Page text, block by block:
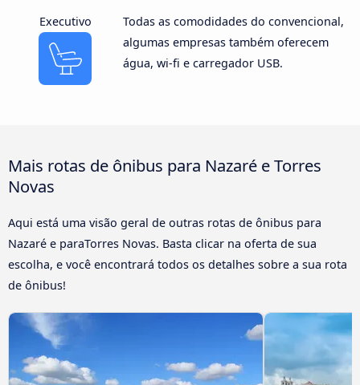
Executivo
Todas as comodidades do convencional,
algumas empresas também oferecem
água, wi-fi e carregador USB.
Mais rotas de ônibus para Nazaré e Torres
Novas
Aqui está uma visão geral de outras rotas de ônibus para
Nazaré e paraTorres Novas. Basta clicar na oferta de sua
escolha, e você encontrará todos os detalhes sobre a sua rota
de ônibus!